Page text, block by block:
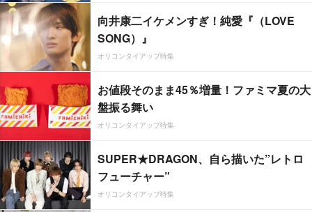
向井康二イケメンすぎ！純愛『（LOVE
SONG）』
オリコンタイアップ特集
お値段そのまま45％増量！ファミマ夏の大
盤振る舞い
オリコンタイアップ特集
SUPER★DRAGON、自ら描いた”レトロ
フューチャー”
オリコンタイアップ特集